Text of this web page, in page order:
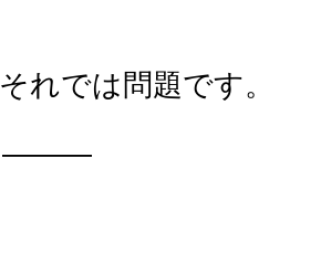
それでは問題です。
―――